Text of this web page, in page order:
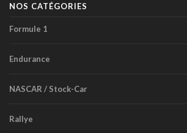
NOS CATÉGORIES
Formule 1
Endurance
NASCAR / Stock-Car
Rallye